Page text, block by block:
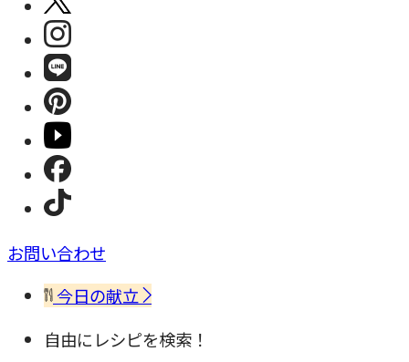
お問い合わせ
今日の献立
自由にレシピを検索！